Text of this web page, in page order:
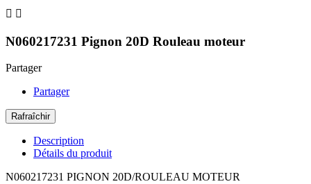
 
N060217231 Pignon 20D Rouleau moteur
Partager
Partager
Description
Détails du produit
N060217231 PIGNON 20D/ROULEAU MOTEUR